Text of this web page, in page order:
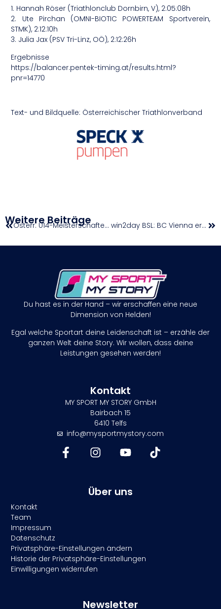
1. Hannah Röser (Triathlonclub Dornbirn, V), 2:05:08h
2. Ute Pirchan (OMNI-BIOTIC POWERTEAM Sportverein,
STMK), 2:12:10h
3. Julia Jax (PSV Tri-Linz, OÖ), 2:12:26h
Ergebnisse
https://balancer.pentek-timing.at/results.html?
pnr=14770
Text- und Bildquelle: Österreichischer Triathlonverband
Weitere Beiträge Österr. U14-Meisterschaften im Fünfkampf win2day BSL: BC Vienna erzwingt mit Overtime-Sieg Spiel fünf
Du hast es in der Hand – wir erschaffen eine neue
Dimension von Helden!
Egal welche Sportart deine Leidenschaft ist – erzähle der
ganzen Welt deine Story. Wir wollen, dass deine
Leistungen gesehen werden!
Kontakt
MY SPORT MY STORY GmbH
Bairbach 15
6410 Telfs
info@mysportmystory.com
Über uns
Kontakt
Team
Impressum
Datenschutz
Privatsphäre-Einstellungen ändern
Historie der Privatsphäre-Einstellungen
Einwilligungen widerrufen
Newsletter